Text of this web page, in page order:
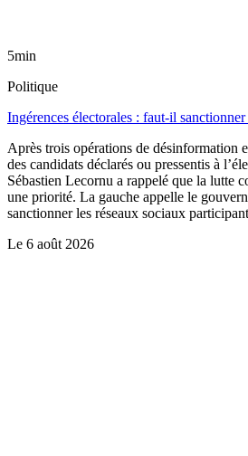
5min
Politique
Ingérences électorales : faut-il
Après trois opérations de désinformation
des candidats déclarés ou pressentis à
Sébastien Lecornu a rappelé que la lutte
une priorité. La gauche appelle le
sanctionner les réseaux sociaux
Le 6 août 2026